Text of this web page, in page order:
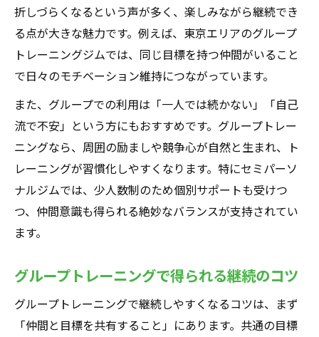
折しづらくなるという声が多く、楽しみながら継続でき
る点が大きな魅力です。例えば、東京エリアのグループ
トレーニングジムでは、同じ目標を持つ仲間がいること
で日々のモチベーション維持につながっています。
また、グループでの利用は「一人では続かない」「自己
流で不安」という方にもおすすめです。グループトレー
ニングなら、周囲の励ましや競争心が自然と生まれ、ト
レーニングが習慣化しやすくなります。特にセミパーソ
ナルジムでは、少人数制のため個別サポートも受けつ
つ、仲間意識も得られる絶妙なバランスが支持されてい
ます。
グループトレーニングで得られる継続のコツ
グループトレーニングで継続しやすくなるコツは、まず
「仲間と目標を共有すること」にあります。共通の目標